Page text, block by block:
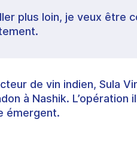
plus loin, je veux être
de vin indien, Sula
à Nashik.
émergent.